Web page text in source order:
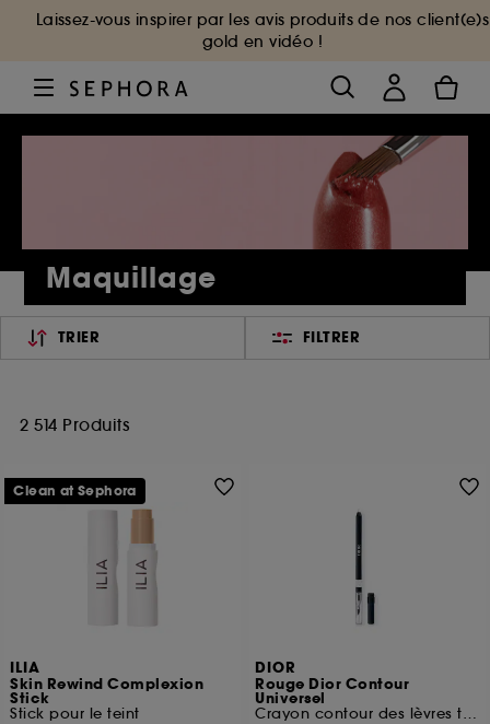
Laissez-vous inspirer par les avis produits de nos client(e)s
gold en vidéo !
Maquillage
TRIER FILTRER
2 514 Produits
ILIA
Skin Rewind Complexion
Stick
Stick pour le teint
Clean at Sephora
DIOR
Rouge Dior Contour
Universel
Crayon contour des lèvres transparent